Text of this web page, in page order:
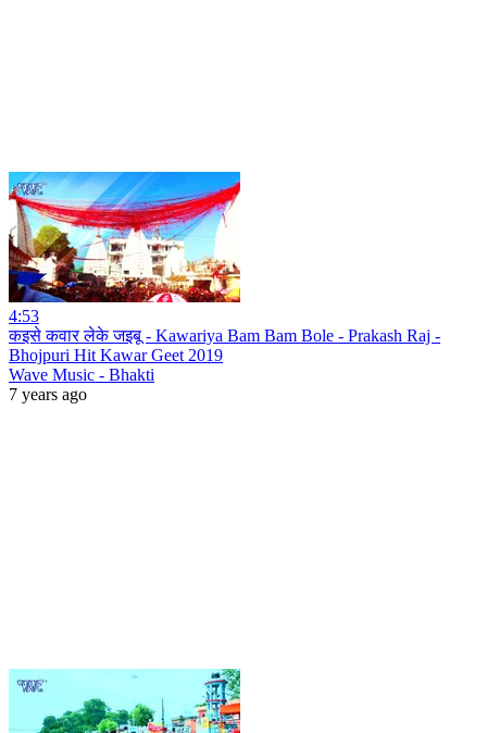
4:53
कइसे कवार लेके जइबू - Kawariya Bam Bam Bole - Prakash Raj -
Bhojpuri Hit Kawar Geet 2019
Wave Music - Bhakti
7 years ago